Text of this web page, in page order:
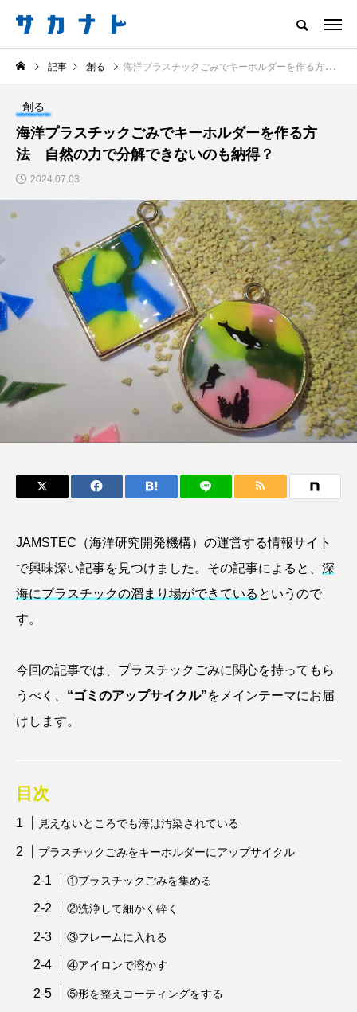
サカナをもっと好きになる
知る 食べる 楽しむ 創る
注目記事 サカナを知ろう
食べる
＜ツバメウオ＞は意外
と美味しい！ “でかい
鰭”が特徴的な魚を実
椎名まさ
意外と簡単！ 100均で
買った道具で＜魚のは
く製＞を作ってみた
夏休みの自由研究にい
かが？
みのり
2026.06.02
アイナメ アオウオ アオザメ
アオリイカ アカアジ
アカムツ アカメ アクアリウム
アサヒガニ アザアシ アシカ アジ
アユ アリアケギバチ アリゲーターガー
アンコウ
イッカク イトウ
イトヨリダイ イモリ
記事 創る 海洋プラスチックごみでキーホルダーを作る方法 自然の力で分解できないのも納得？
創る
海洋プラスチックごみでキーホルダーを作る方
法 自然の力で分解できないのも納得？
2024.07.03
JAMSTEC（海洋研究開発機構）の運営する情報サイト
で興味深い記事を見つけました。その記事によると、 深
海にプラスチックの溜まり場ができている というので
す。
今回の記事では、プラスチックごみに関心を持ってもら
うべく、 “ゴミのアップサイクル”をメインテーマにお届
けします。
目次
見えないところでも海は汚染されている
プラスチックごみをキーホルダーにアップサイクル
①プラスチックごみを集める
②洗浄して細かく砕く
③フレームに入れる
④アイロンで溶かす
⑤形を整えコーティングをする